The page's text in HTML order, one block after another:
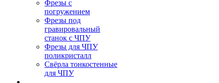
Фрезы с
погружением
Фрезы под
гравировальный
станок с ЧПУ
Фрезы для ЧПУ
поликристалл
Свёрла тонкостенные
для ЧПУ